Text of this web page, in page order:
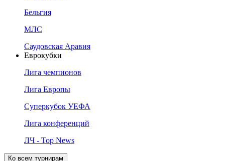
Бельгия
МЛС
Саудовская Аравия
Еврокубки
Лига чемпионов
Лига Европы
Суперкубок УЕФА
Лига конференций
ЛЧ - Top News
Ко всем турнирам